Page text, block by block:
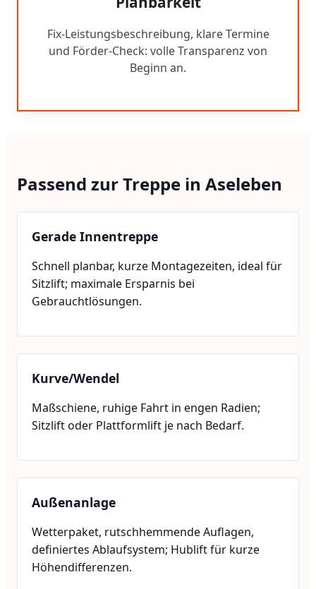
Fix-Leistungsbeschreibung, klare Termine
und Förder-Check: volle Transparenz von
Beginn an.
Passend zur Treppe in Aseleben
Gerade Innentreppe
Schnell planbar, kurze Montagezeiten, ideal für
Sitzlift; maximale Ersparnis bei
Gebrauchtlösungen.
Kurve/Wendel
Maßschiene, ruhige Fahrt in engen Radien;
Sitzlift oder Plattformlift je nach Bedarf.
Außenanlage
Wetterpaket, rutschhemmende Auflagen,
definiertes Ablaufsystem; Hublift für kurze
Höhendifferenzen.